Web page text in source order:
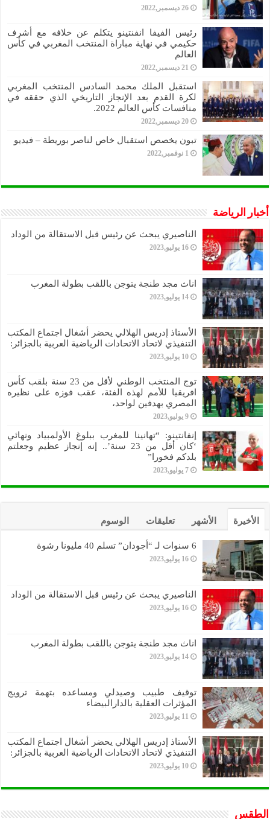
26 ديسمبر,2022
رئيس الفيفا انفنتينو يتكلم عن خلافه مع أشرف
حكيمي في نهاية مباراة المنتخب المغربي في كأس
العالم
21 ديسمبر,2022
استقبل الملك محمد السادس المنتخب المغربي
لكرة القدم بعد الإنجاز التاريخي الذي حققه في
منافسات كأس العالم 2022.
20 ديسمبر,2022
تبون يخصص استقبال خاص لناصر بوريطة – فيديو
1 نوفمبر,2022
أخبار الرياضة
الناصيري يبحث عن رئيس قبل الاستقالة من الوداد
16 يوليو,2023
اناث مجد طنجة يتوجن باللقب بطولة المغرب
14 يوليو,2023
الأستاذ إدريس الهلالي يحضر أشغال اجتماع المكتب
التنفيذي لاتحاد الاتحادات الرياضية العربية بالجزائر:
10 يوليو,2023
توج المنتخب الوطني لأقل من 23 سنة بلقب كأس
افريقيا للأمم لهذه الفئة، عقب فوزه على نظيره
المصري بهدفين لواحد،
9 يوليو,2023
إنفانتينو: “تهانينا للمغرب ببلوغ الأولمبياد ونهائي
‘كان أقل من 23 سنة’.. إنه إنجاز عظيم وجعلتم
بلدكم فخورا”
7 يوليو,2023
الأخيرة الأشهر تعليقات الوسوم
6 سنوات لـ “أجودان” تسلم 40 مليونا رشوة
16 يوليو,2023
الناصيري يبحث عن رئيس قبل الاستقالة من الوداد
16 يوليو,2023
اناث مجد طنجة يتوجن باللقب بطولة المغرب
14 يوليو,2023
توقيف طبيب وصيدلي ومساعده بتهمة ترويج
المؤثرات العقلية بالدارالبيضاء
11 يوليو,2023
الأستاذ إدريس الهلالي يحضر أشغال اجتماع المكتب
التنفيذي لاتحاد الاتحادات الرياضية العربية بالجزائر:
10 يوليو,2023
الطقس